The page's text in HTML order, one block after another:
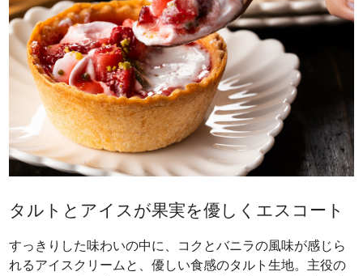
タルトとアイスが果実を優しくエスコート
すっきりした味わいの中に、コクとバニラの風味が感じら
れるアイスクリームと、優しい食感のタルト生地。主役の